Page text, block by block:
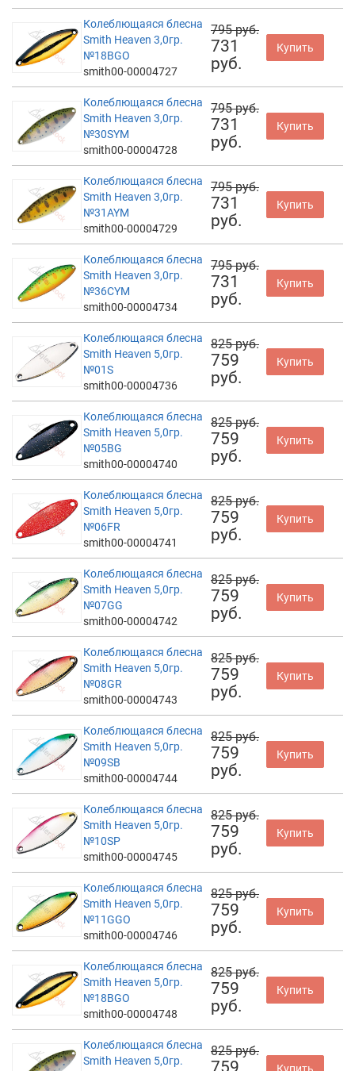
Колеблющаяся блесна
Smith Heaven 3,0гр.
№18BGO
smith00-00004727
795 руб.
731
руб.
Купить
Колеблющаяся блесна
Smith Heaven 3,0гр.
№30SYM
smith00-00004728
795 руб.
731
руб.
Купить
Колеблющаяся блесна
Smith Heaven 3,0гр.
№31AYM
smith00-00004729
795 руб.
731
руб.
Купить
Колеблющаяся блесна
Smith Heaven 3,0гр.
№36CYM
smith00-00004734
795 руб.
731
руб.
Купить
Колеблющаяся блесна
Smith Heaven 5,0гр.
№01S
smith00-00004736
825 руб.
759
руб.
Купить
Колеблющаяся блесна
Smith Heaven 5,0гр.
№05BG
smith00-00004740
825 руб.
759
руб.
Купить
Колеблющаяся блесна
Smith Heaven 5,0гр.
№06FR
smith00-00004741
825 руб.
759
руб.
Купить
Колеблющаяся блесна
Smith Heaven 5,0гр.
№07GG
smith00-00004742
825 руб.
759
руб.
Купить
Колеблющаяся блесна
Smith Heaven 5,0гр.
№08GR
smith00-00004743
825 руб.
759
руб.
Купить
Колеблющаяся блесна
Smith Heaven 5,0гр.
№09SB
smith00-00004744
825 руб.
759
руб.
Купить
Колеблющаяся блесна
Smith Heaven 5,0гр.
№10SP
smith00-00004745
825 руб.
759
руб.
Купить
Колеблющаяся блесна
Smith Heaven 5,0гр.
№11GGO
smith00-00004746
825 руб.
759
руб.
Купить
Колеблющаяся блесна
Smith Heaven 5,0гр.
№18BGO
smith00-00004748
825 руб.
759
руб.
Купить
Колеблющаяся блесна
Smith Heaven 5,0гр.
825 руб.
759